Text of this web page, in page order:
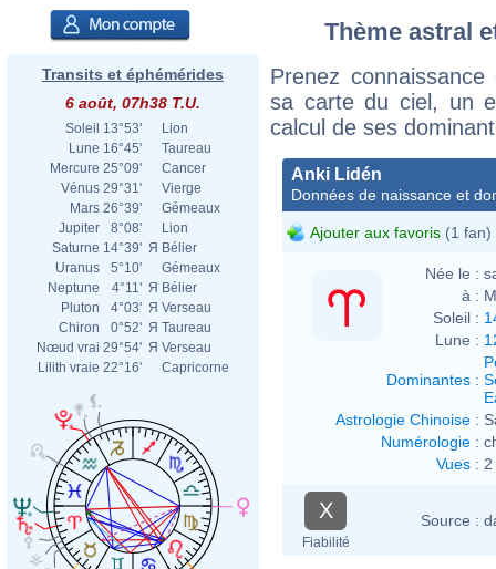
Transits et éphémérides
6 août, 07h38 T.U.
Soleil 13°53'
Lion
Lune 16°45'
Taureau
Mercure 25°09'
Cancer
Vénus 29°31'
Vierge
Mars 26°39'
Gémeaux
Jupiter
8°08'
Lion
Saturne 14°39' Я Bélier
Uranus
5°10'
Gémeaux
Neptune
4°11' Я Bélier
Pluton
4°03' Я Verseau
Chiron
0°52' Я Taureau
Nœud vrai 29°54' Я Verseau
Lilith vraie 22°16' Capricorne
Thème astral
Prenez
sa carte du ciel, un
calcul de ses
Anki Lidén
Données de naissance et
Ajouter aux favoris (1 fan)
Née le :
à :
Soleil :
Lune :
Dominantes :
Astrologie Chinoise :
Numérologie :
Vues :
X
Fiabilité
Source :